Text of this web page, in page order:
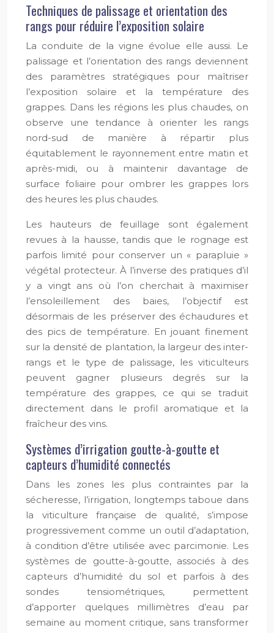
Techniques de palissage et orientation des
rangs pour réduire l’exposition solaire
La conduite de la vigne évolue elle aussi. Le
palissage et l’orientation des rangs deviennent
des paramètres stratégiques pour maîtriser
l’exposition solaire et la température des
grappes. Dans les régions les plus chaudes, on
observe une tendance à orienter les rangs
nord-sud de manière à répartir plus
équitablement le rayonnement entre matin et
après-midi, ou à maintenir davantage de
surface foliaire pour ombrer les grappes lors
des heures les plus chaudes.
Les hauteurs de feuillage sont également
revues à la hausse, tandis que le rognage est
parfois limité pour conserver un « parapluie »
végétal protecteur. À l’inverse des pratiques d’il
y a vingt ans où l’on cherchait à maximiser
l’ensoleillement des baies, l’objectif est
désormais de les préserver des échaudures et
des pics de température. En jouant finement
sur la densité de plantation, la largeur des inter-
rangs et le type de palissage, les viticulteurs
peuvent gagner plusieurs degrés sur la
température des grappes, ce qui se traduit
directement dans le profil aromatique et la
fraîcheur des vins.
Systèmes d’irrigation goutte-à-goutte et
capteurs d’humidité connectés
Dans les zones les plus contraintes par la
sécheresse, l’irrigation, longtemps taboue dans
la viticulture française de qualité, s’impose
progressivement comme un outil d’adaptation,
à condition d’être utilisée avec parcimonie. Les
systèmes de goutte-à-goutte, associés à des
capteurs d’humidité du sol et parfois à des
sondes tensiométriques, permettent
d’apporter quelques millimètres d’eau par
semaine au moment critique, sans transformer